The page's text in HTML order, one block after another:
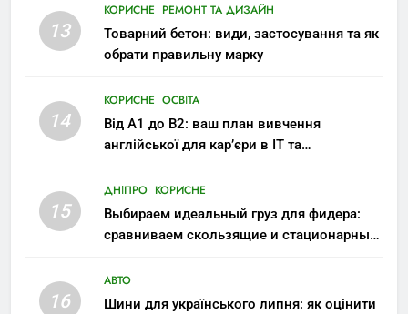
13
КОРИСНЕ РЕМОНТ ТА ДИЗАЙН
Товарний бетон: види, застосування та як
обрати правильну марку
14
КОРИСНЕ ОСВІТА
Від A1 до B2: ваш план вивчення
англійської для кар’єри в IT та
15
ДНІПРО КОРИСНЕ
Выбираем идеальный груз для фидера:
сравниваем скользящие и стационарные
16
АВТО
Шини для українського липня: як оцінити